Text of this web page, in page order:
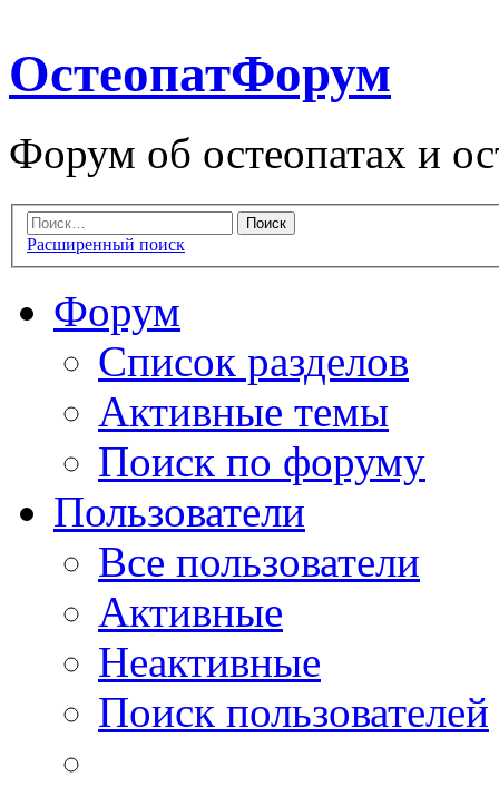
ОстеопатФорум
Форум об остеопатах и
Расширенный поиск
Форум
Список разделов
Активные темы
Поиск по форуму
Пользователи
Все пользователи
Активные
Неактивные
Поиск пользователей